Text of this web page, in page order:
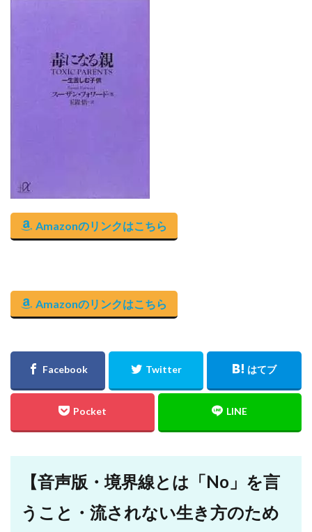
Amazonのリンクはこちら
Amazonのリンクはこちら
【音声版・境界線とは「No」を言
うこと・流されない生き方のため